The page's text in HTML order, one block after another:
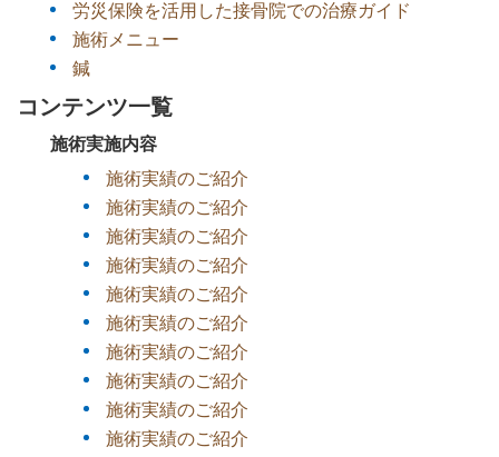
労災保険を活用した接骨院での治療ガイド
施術メニュー
鍼
コンテンツ一覧
施術実施内容
施術実績のご紹介
施術実績のご紹介
施術実績のご紹介
施術実績のご紹介
施術実績のご紹介
施術実績のご紹介
施術実績のご紹介
施術実績のご紹介
施術実績のご紹介
施術実績のご紹介